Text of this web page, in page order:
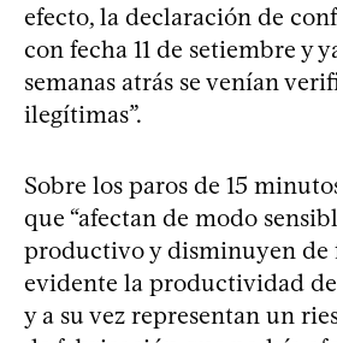
efecto, la declaración de
con fecha 11 de setiembre y
semanas atrás se venían
ilegítimas”.
Sobre los paros de 15
que “afectan de modo
productivo y disminuyen de
evidente la productividad
y a su vez representan un